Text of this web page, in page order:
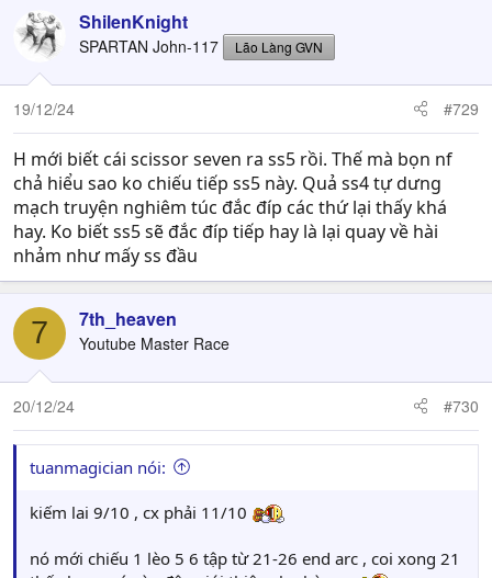
ShilenKnight
SPARTAN John-117 Lão Làng GVN
19/12/24 #729
H mới biết cái scissor seven ra ss5 rồi. Thế mà bọn nf
chả hiểu sao ko chiếu tiếp ss5 này. Quả ss4 tự dưng
mạch truyện nghiêm túc đắc đíp các thứ lại thấy khá
hay. Ko biết ss5 sẽ đắc đíp tiếp hay là lại quay về hài
nhảm như mấy ss đầu
7 7th_heaven
Youtube Master Race
20/12/24 #730
tuanmagician nói:
kiếm lai 9/10 , cx phải 11/10
nó mới chiếu 1 lèo 5 6 tập từ 21-26 end arc , coi xong 21